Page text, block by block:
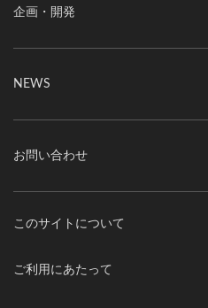
企画・開発
NEWS
お問い合わせ
このサイトについて
ご利用にあたって